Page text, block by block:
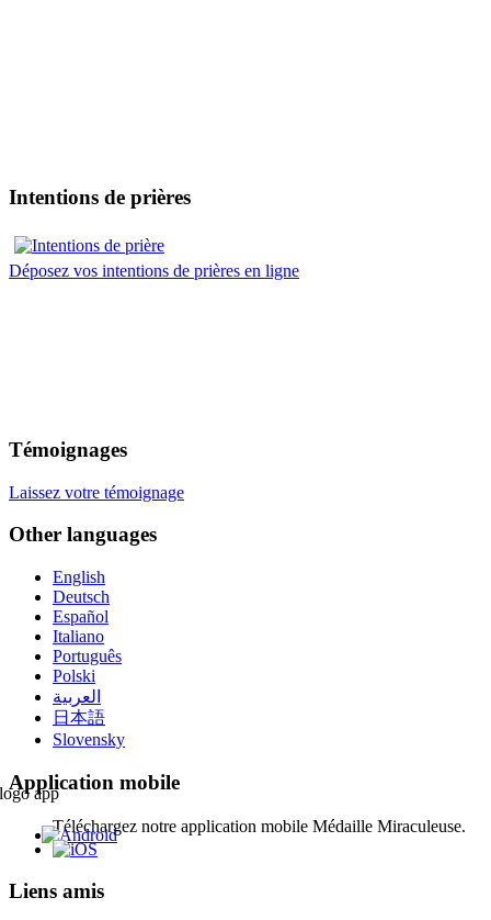
Intentions de prières
Déposez vos intentions de prières en ligne
Témoignages
Laissez votre témoignage
Other languages
English
Deutsch
Español
Italiano
Português
Polski
العربية
日本語
Slovensky
Application mobile
Téléchargez notre application mobile Médaille Miraculeuse.
Liens amis